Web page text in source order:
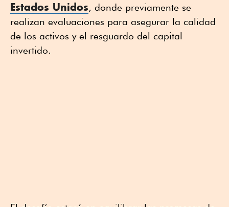
Estados Unidos, donde previamente se
realizan evaluaciones para asegurar la calidad
de los activos y el resguardo del capital
invertido.